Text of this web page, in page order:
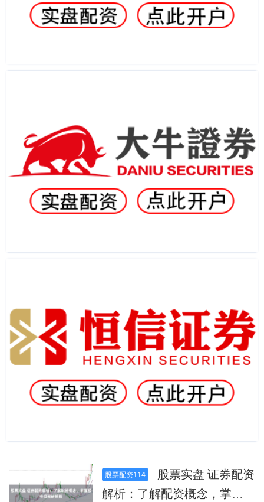
股票配资114
解析：了解配资概念，掌握